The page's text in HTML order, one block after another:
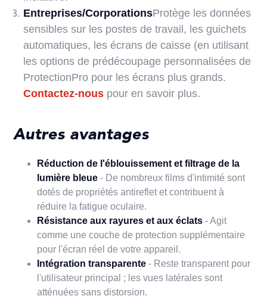
Entreprises/CorporationsProtège les données
sensibles sur les postes de travail, les guichets
automatiques, les écrans de caisse (en utilisant
les options de prédécoupage personnalisées de
ProtectionPro pour les écrans plus grands.
Contactez-nous pour en savoir plus.
Autres avantages
Réduction de l'éblouissement et filtrage de la
lumière bleue- De nombreux films d'intimité sont
dotés de propriétés antireflet et contribuent à
réduire la fatigue oculaire.
Résistance aux rayures et aux éclats - Agit
comme une couche de protection supplémentaire
pour l'écran réel de votre appareil.
Intégration transparente - Reste transparent pour
l'utilisateur principal ; les vues latérales sont
atténuées sans distorsion.